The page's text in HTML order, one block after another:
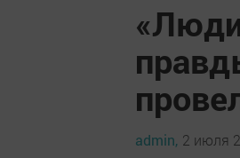
admin, 2 июля